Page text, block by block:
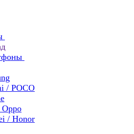
/ POCO
/ Honor